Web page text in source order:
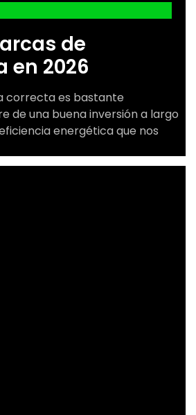
de
en 2026
correcta es bastante
de una buena inversión a largo
energética que nos